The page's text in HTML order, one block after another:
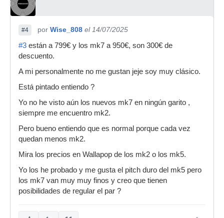
#4 por Wise_808 el 14/07/2025
#3 están a 799€ y los mk7 a 950€, son 300€ de
descuento.
A mi personalmente no me gustan jeje soy muy clásico.
Está pintado entiendo ?
Yo no he visto aún los nuevos mk7 en ningún garito ,
siempre me encuentro mk2.
Pero bueno entiendo que es normal porque cada vez
quedan menos mk2.
Mira los precios en Wallapop de los mk2 o los mk5.
Yo los he probado y me gusta el pitch duro del mk5 pero
los mk7 van muy muy finos y creo que tienen
posibilidades de regular el par ?